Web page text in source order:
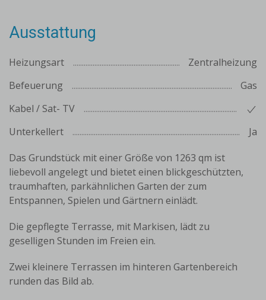
Ausstattung
Heizungsart
Zentralheizung
Befeuerung
Gas
Kabel / Sat- TV
Unterkellert
Ja
Das Grundstück mit einer Größe von 1263 qm ist
liebevoll angelegt und bietet einen blickgeschützten,
traumhaften, parkähnlichen Garten der zum
Entspannen, Spielen und Gärtnern einlädt.
Die gepflegte Terrasse, mit Markisen, lädt zu
geselligen Stunden im Freien ein.
Zwei kleinere Terrassen im hinteren Gartenbereich
runden das Bild ab.